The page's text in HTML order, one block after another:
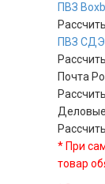
ПВЗ
ПВЗ
Почта
* При
товар